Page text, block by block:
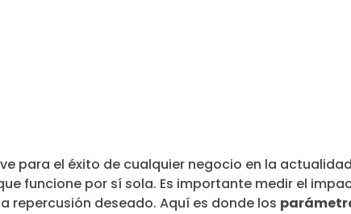
para el éxito de cualquier negocio en la
funcione por sí sola. Es importante medir el
repercusión deseado. Aquí es donde los